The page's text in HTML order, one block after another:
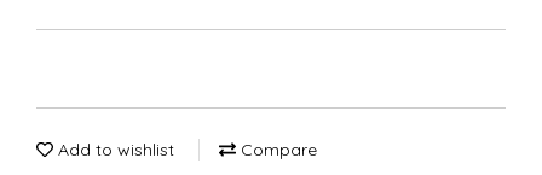
Add to wishlist Compare